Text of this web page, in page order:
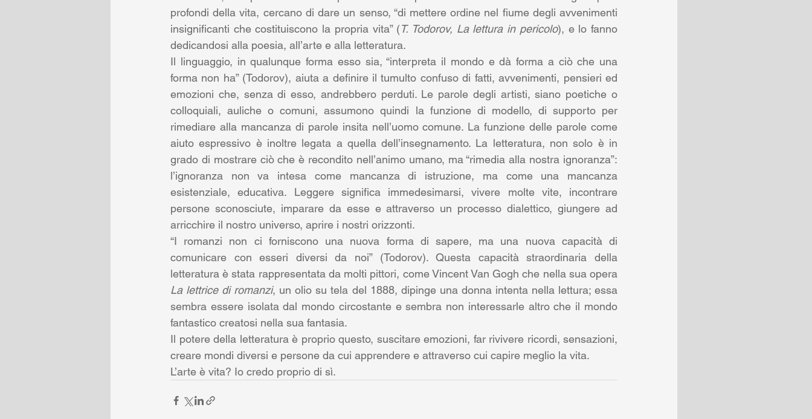
profondi della vita, cercano di dare un senso, “di mettere ordine nel fiume degli avvenimenti
insignificanti che costituiscono la propria vita” (T. Todorov, La lettura in pericolo), e lo fanno
dedicandosi alla poesia, all’arte e alla letteratura.
Il linguaggio, in qualunque forma esso sia, “interpreta il mondo e dà forma a ciò che una
forma non ha” (Todorov), aiuta a definire il tumulto confuso di fatti, avvenimenti, pensieri ed
emozioni che, senza di esso, andrebbero perduti. Le parole degli artisti, siano poetiche o
colloquiali, auliche o comuni, assumono quindi la funzione di modello, di supporto per
rimediare alla mancanza di parole insita nell’uomo comune. La funzione delle parole come
aiuto espressivo è inoltre legata a quella dell’insegnamento. La letteratura, non solo è in
grado di mostrare ciò che è recondito nell’animo umano, ma “rimedia alla nostra ignoranza”:
l’ignoranza non va intesa come mancanza di istruzione, ma come una mancanza
esistenziale, educativa. Leggere significa immedesimarsi, vivere molte vite, incontrare
persone sconosciute, imparare da esse e attraverso un processo dialettico, giungere ad
arricchire il nostro universo, aprire i nostri orizzonti.
“I romanzi non ci forniscono una nuova forma di sapere, ma una nuova capacità di
comunicare con esseri diversi da noi” (Todorov). Questa capacità straordinaria della
La lettrice di romanzi, un olio su tela del 1888, dipinge una donna intenta nella lettura; essa
sembra essere isolata dal mondo circostante e sembra non interessarle altro che il mondo
fantastico creatosi nella sua fantasia.
Il potere della letteratura è proprio questo, suscitare emozioni, far rivivere ricordi, sensazioni,
creare mondi diversi e persone da cui apprendere e attraverso cui capire meglio la vita.
L’arte è vita? Io credo proprio di sì.